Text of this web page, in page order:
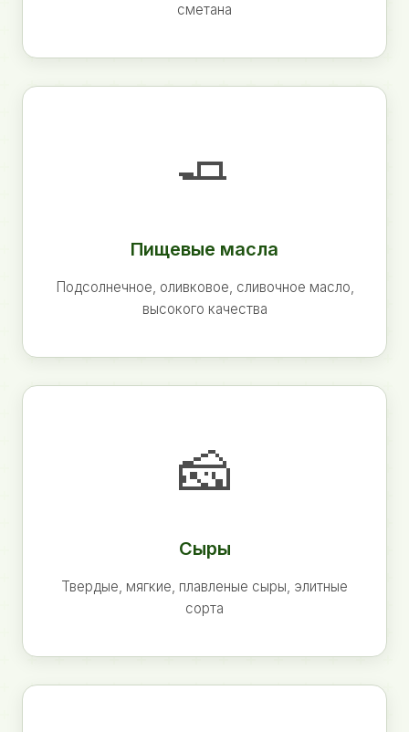
сметана
🧈
Пищевые масла
Подсолнечное, оливковое, сливочное масло,
высокого качества
🧀
Сыры
Твердые, мягкие, плавленые сыры, элитные
сорта